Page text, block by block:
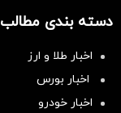
دسته بندی مطالب
اخبار طلا و ارز
اخبار بورس
اخبار خودرو